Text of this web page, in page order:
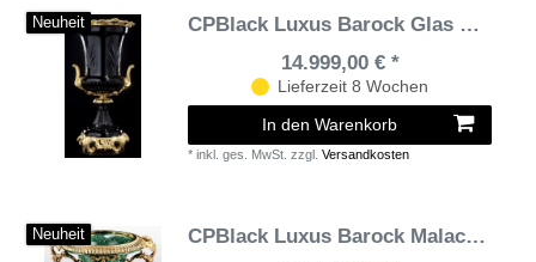
Neuheit
CPBlack Luxus Barock Glas Vase by Casa Padrino Schwarz / Antik Gold - Barockstil Blumenvase mit 24 Karat Vergoldung - Prunkvolle Exklusive Barock Schloß Deko Accessoires
14.999,00 € *
Lieferzeit 8 Wochen
In den Warenkorb
*inkl. ges. MwSt. zzgl.Versandkosten
Neuheit
CPBlack Luxus Barock Malachit Vase Grün / Gold - Prunkvolle Exklusive Barock Schloß Deko Accessoires